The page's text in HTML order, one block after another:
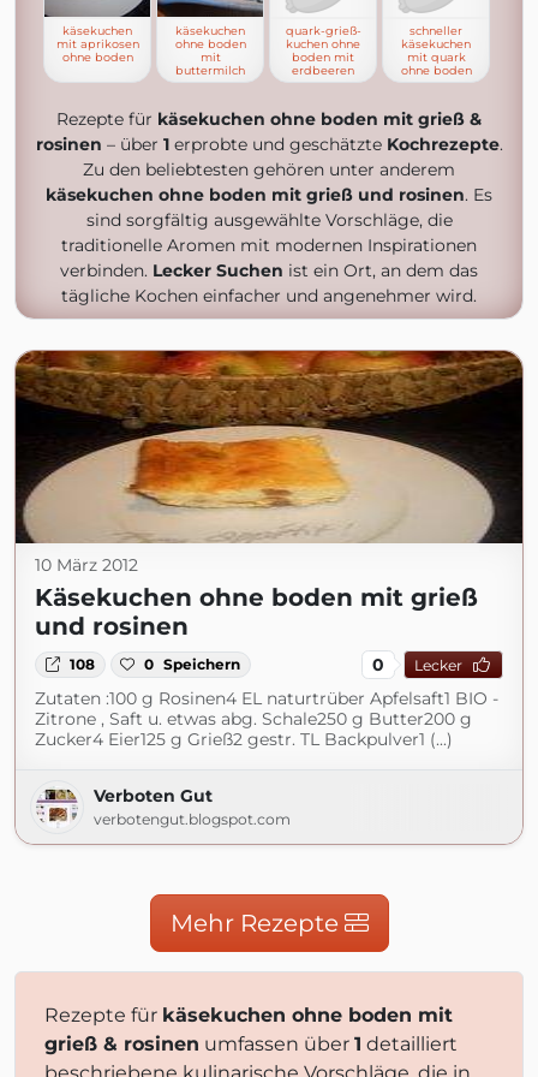
käsekuchen
mit aprikosen
ohne boden
käsekuchen
ohne boden
mit
buttermilch
quark-grieß-
kuchen ohne
boden mit
erdbeeren
schneller
käsekuchen
mit quark
ohne boden
Rezepte für käsekuchen ohne boden mit grieß &
rosinen – über 1erprobte und geschätzte Kochrezepte.
Zu den beliebtesten gehören unter anderem
käsekuchen ohne boden mit grieß und rosinen. Es
sind sorgfältig ausgewählte Vorschläge, die
traditionelle Aromen mit modernen Inspirationen
verbinden. Lecker Suchen ist ein Ort, an dem das
tägliche Kochen einfacher und angenehmer wird.
10 März 2012
Käsekuchen ohne boden mit grieß
und rosinen
108 0 Speichern 0 Lecker
Zutaten :100 g Rosinen4 EL naturtrüber Apfelsaft1 BIO -
Zitrone , Saft u. etwas abg. Schale250 g Butter200 g
Zucker4 Eier125 g Grieß2 gestr. TL Backpulver1 (...)
Verboten Gut
verbotengut.blogspot.com
Mehr Rezepte
Rezepte für käsekuchen ohne boden mit
grieß & rosinen umfassen über 1 detailliert